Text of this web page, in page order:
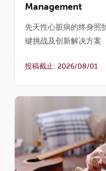
Management
先天性心脏病的终身照
键挑战及创新解决方案
投稿截止: 2026/08/01